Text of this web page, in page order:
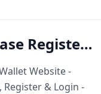
Register
Website -
Register & Login -